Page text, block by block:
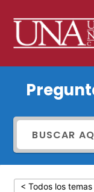
encuentro
las
guías
de
horario?
< Todos los temas